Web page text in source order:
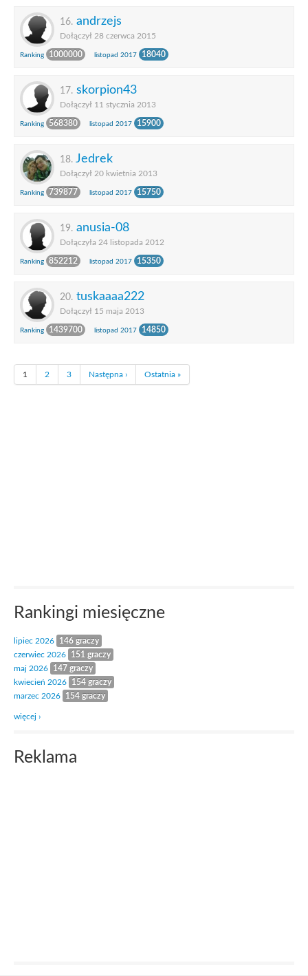
16. andrzejs
Dołączył 28 czerwca 2015
Ranking 1000000 listopad 2017 18040
17. skorpion43
Dołączył 11 stycznia 2013
Ranking 568380 listopad 2017 15900
18. Jedrek
Dołączył 20 kwietnia 2013
Ranking 739877 listopad 2017 15750
19. anusia-08
Dołączyła 24 listopada 2012
Ranking 852212 listopad 2017 15350
20. tuskaaaa222
Dołączył 15 maja 2013
Ranking 1439700 listopad 2017 14850
1 2 3 Następna › Ostatnia »
Rankingi miesięczne
lipiec 2026
146 graczy
czerwiec 2026
151 graczy
maj 2026
147 graczy
kwiecień 2026
154 graczy
marzec 2026
154 graczy
więcej ›
Reklama